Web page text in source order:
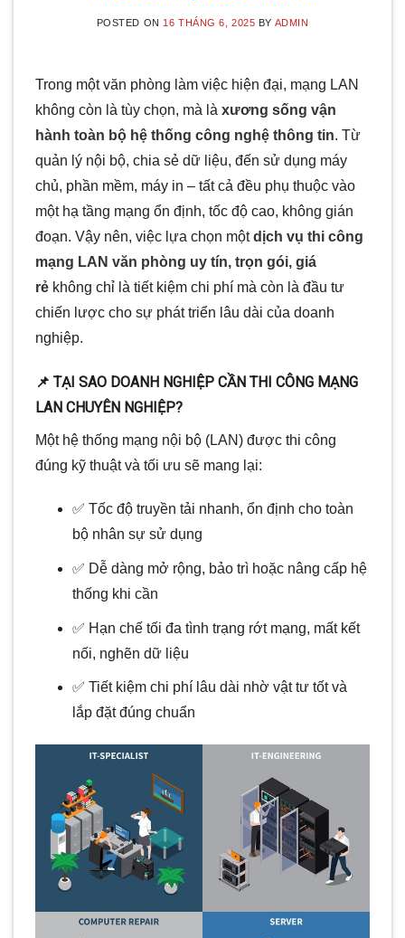
POSTED ON 16 THÁNG 6, 2025 BY ADMIN
Trong một văn phòng làm việc hiện đại, mạng LAN
không còn là tùy chọn, mà là xương sống vận
hành toàn bộ hệ thống công nghệ thông tin. Từ
quản lý nội bộ, chia sẻ dữ liệu, đến sử dụng máy
chủ, phần mềm, máy in – tất cả đều phụ thuộc vào
một hạ tầng mạng ổn định, tốc độ cao, không gián
đoạn. Vậy nên, việc lựa chọn mộtdịch vụ thi công
mạng LAN văn phòng uy tín, trọn gói, giá
rẻ không chỉ là tiết kiệm chi phí mà còn là đầu tư
chiến lược cho sự phát triển lâu dài của doanh
nghiệp.
📌 TẠI SAO DOANH NGHIỆP CẦN THI CÔNG MẠNG
LAN CHUYÊN NGHIỆP?
Một hệ thống mạng nội bộ (LAN) được thi công
đúng kỹ thuật và tối ưu sẽ mang lại:
✅ Tốc độ truyền tải nhanh, ổn định cho toàn
bộ nhân sự sử dụng
✅ Dễ dàng mở rộng, bảo trì hoặc nâng cấp hệ
thống khi cần
✅ Hạn chế tối đa tình trạng rớt mạng, mất kết
nối, nghẽn dữ liệu
✅ Tiết kiệm chi phí lâu dài nhờ vật tư tốt và
lắp đặt đúng chuẩn